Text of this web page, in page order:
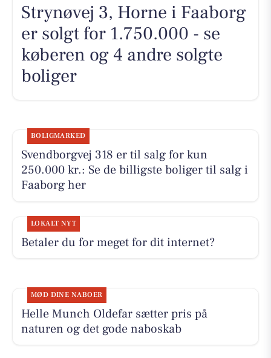
Strynøvej 3, Horne i Faaborg
er solgt for 1.750.000 - se
køberen og 4 andre solgte
boliger
BOLIGMARKED
Svendborgvej 318 er til salg for kun
250.000 kr.: Se de billigste boliger til salg i
Faaborg her
LOKALT NYT
Betaler du for meget for dit internet?
MØD DINE NABOER
Helle Munch Oldefar sætter pris på
naturen og det gode naboskab